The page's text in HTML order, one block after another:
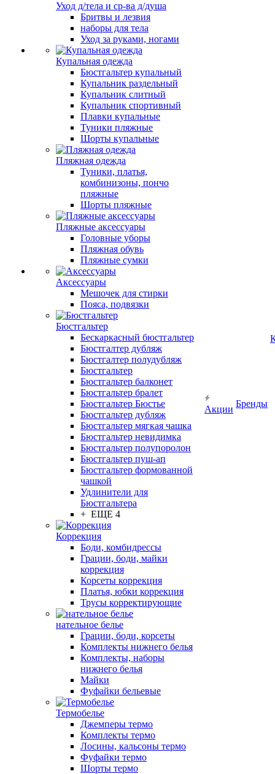
Уход д/тела и ср-ва д/душа
Бритвы и лезвия
наборы для тела
Уход за руками, ногами
Купальная одежда
Бюстгальтер купальный
Купальник раздельный
Купальник слитный
Купальник спортивный
Плавки купальные
Туники пляжные
Шорты купальные
Пляжная одежда
Туники, платья,
комбинизоны, пончо
пляжные
Шорты пляжные
Пляжные аксессуары
Головные уборы
Пляжная обувь
Пляжные сумки
Аксессуары
Мешочек для стирки
Пояса, подвязки
Бюстгальтер
Бескаркасный бюстгальтер
Бюстгалтер дубляж
Бюстгалтер полудубляж
Бюстгальтер
Бюстгальтер балконет
Бюстгальтер бралет
Бюстгальтер Бюстье
Бюстгальтер дубляж
Бюстгальтер мягкая чашка
Бюстгальтер невидимка
Бюстгальтер полупоролон
Бюстгальтер пуш-ап
Бюстгальтер формованной
чашкой
Удлинители для
Бюстгальтера
+ ЕЩЕ 4
Коррекция
Боди, комбидрессы
Грации, боди, майки
коррекция
Корсеты коррекция
Платья, юбки коррекция
Трусы корректирующие
нательное белье
Грации, боди, корсеты
Комплекты нижнего белья
Комплекты, наборы
нижнего белья
Майки
Фуфайки бельевые
Термобелье
Джемперы термо
Комплекты термо
Лосины, кальсоны термо
Фуфайки термо
Шорты термо
Акции
Бренды